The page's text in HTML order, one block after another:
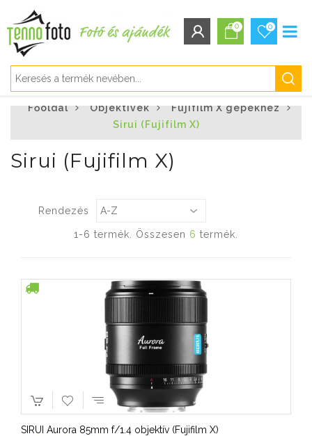
Bejelentkezés
0 0
Főoldal Objektívek
Fujifilm X gépekhez
Sirui (Fujifilm X)
Sirui (Fujifilm X)
Rendezés
1-6 termék. Összesen 6 termék.
SIRUI Aurora 85mm f/1.4 objektív (Fujifilm X)